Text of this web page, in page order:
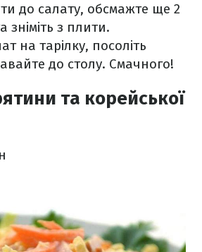
до салату, обсмажте ще 2
зніміть з плити.
на тарілку, посоліть
до столу. Смачного!
та корейської